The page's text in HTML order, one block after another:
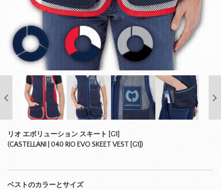
リオ エボリューション スキート [G1]
(CASTELLANI | 040 RIO EVO SKEET VEST [G1])
ベストのカラーとサイズ